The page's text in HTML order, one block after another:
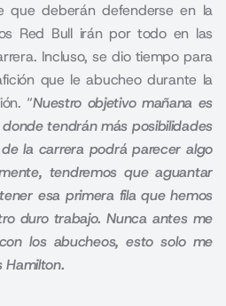
que deberán defenderse en la
Red Bull irán por todo en las
Incluso, se dio tiempo para
que le abucheo durante la
“Nuestro objetivo mañana es
tendrán más posibilidades
la carrera podrá parecer algo
tendremos que aguantar
esa primera fila que hemos
duro trabajo. Nunca antes me
los abucheos, esto solo me
Hamilton.